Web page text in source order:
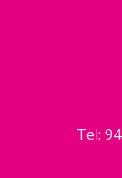
Tel: